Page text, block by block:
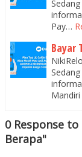
Pay…
Bayar
0 Response
Berapa"